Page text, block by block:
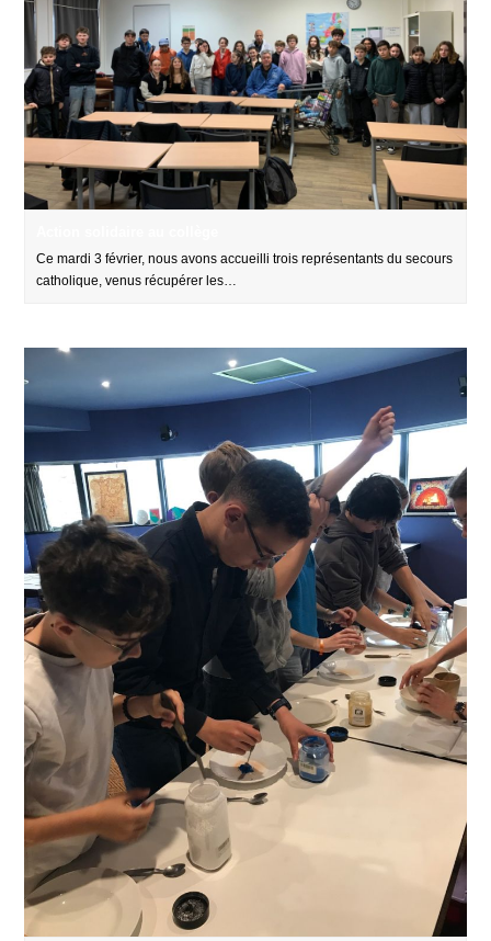
Ce mardi 3 février, nous avons accueilli trois représentants du secours
catholique, venus récupérer les…